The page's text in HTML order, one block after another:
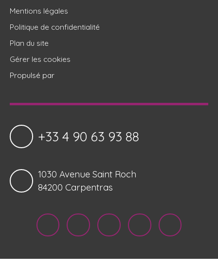
Mentions légales
Politique de confidentialité
Plan du site
Gérer les cookies
Propulsé par
+33 4 90 63 93 88
1030 Avenue Saint Roch
84200 Carpentras